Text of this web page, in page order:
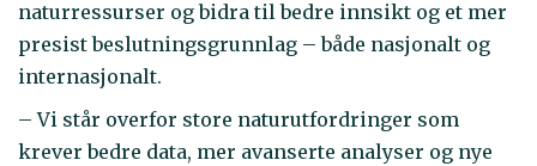
naturressurser og bidra til bedre innsikt og et mer
presist beslutningsgrunnlag – både nasjonalt og
internasjonalt.
– Vi står overfor store naturutfordringer som
krever bedre data, mer avanserte analyser og nye